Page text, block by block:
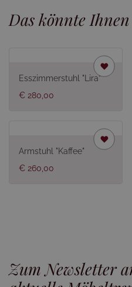
Das könnte
Esszimmerstuhl "Lira"
€ 280,00
Armstuhl "Kaffee"
€ 260,00
Zum Newsletter